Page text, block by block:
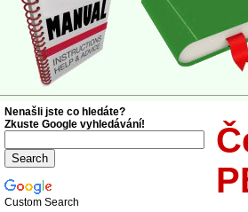
Nenašli jste co hledáte?
Zkuste Google vyhledávání!
Custom Search